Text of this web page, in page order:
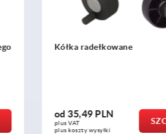
Koła ręczne 2-ramienne
od 184,88 PLN
plus VAT
plus koszty wysyłki